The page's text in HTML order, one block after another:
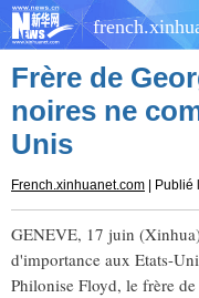
Frère de
noires ne
Unis
French.xinhuanet.com |
GENEVE, 17 juin
d'importance aux Etats-
Philonise Floyd, le frère